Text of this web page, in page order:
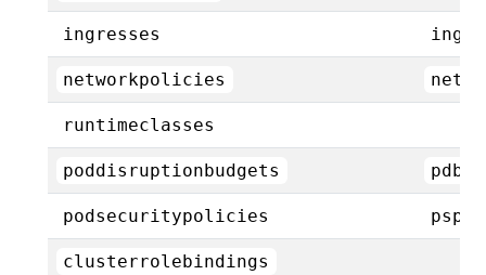
ingresses ing
networkpolicies
runtimeclasses
poddisruptionbudgets pdb
podsecuritypolicies psp
clusterrolebindings